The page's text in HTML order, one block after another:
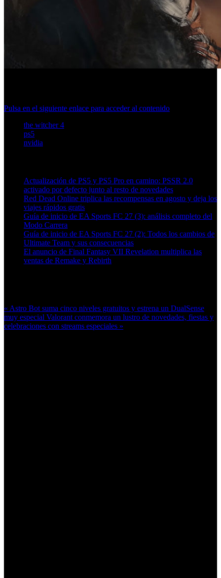
Pulsa en el siguiente enlace para acceder al contenido
the witcher 4
ps5
nvidia
Actualización de PS5 y PS5 Pro en camino: PSSR 2.0
activado por defecto junto al resto de novedades
Red Dead Online triplica las recompensas en agosto y deja los
viajes rápidos gratis
Guía de inicio de EA Sports FC 27 (3): análisis completo del
Modo Carrera
Guía de inicio de EA Sports FC 27 (2): Todos los cambios de
Ultimate Team y sus consecuencias
El anuncio de Final Fantasy VII Revelation multiplica las
ventas de Remake y Rebirth
« Astro Bot suma cinco niveles gratuitos y estrena un DualSense
muy especial Valorant conmemora un lustro de novedades, fiestas y
celebraciones con streams especiales »